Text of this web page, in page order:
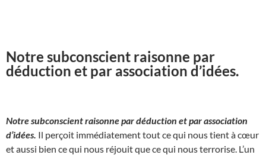
Notre subconscient raisonne par
déduction et par association d’idées.
Notre subconscient raisonne par déduction et par association
d’idées. Il perçoit immédiatement tout ce qui nous tient à cœur
et aussi bien ce qui nous réjouit que ce qui nous terrorise. L’un